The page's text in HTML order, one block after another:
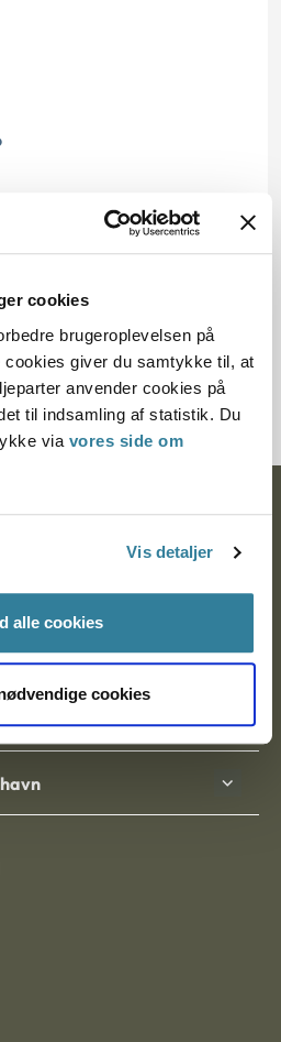
cookies
brugeroplevelsen på
cookies giver du samtykke til, at
anvender cookies på
til indsamling af statistik. Du
via vores side om
Vis detaljer
alle cookies
cookies